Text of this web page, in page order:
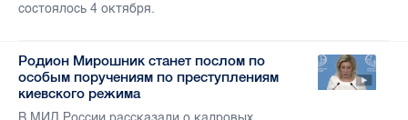
состоялось 4 октября.
Родион Мирошник станет послом по
особым поручениям по преступлениям
киевского режима